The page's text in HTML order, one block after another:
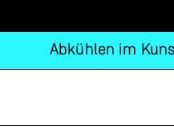
Abkühlen im